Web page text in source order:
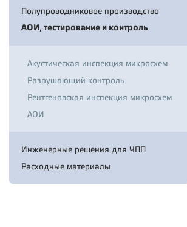
Полупроводниковое производство
АОИ, тестирование и контроль
Акустическая инспекция микросхем
Разрушающий контроль
Рентгеновская инспекция микросхем
АОИ
Инженерные решения для ЧПП
Расходные материалы